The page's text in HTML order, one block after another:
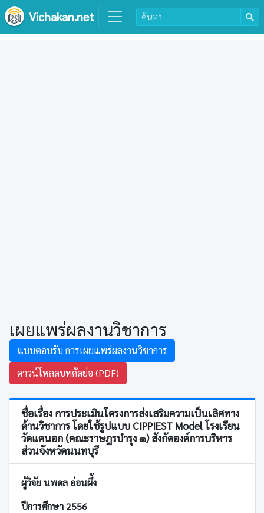
Vichakan.net
เผยแพร่ผลงานวิชาการ
แบบตอบรับ การเผยแพร่ผลงานวิชาการ
ดาวน์โหลดบทคัดย่อ (PDF)
ชื่อเรื่อง การประเมินโครงการส่งเสริมความเป็นเลิศทาง
ด้านวิชาการ โดยใช้รูปแบบ CIPPIEST Model โรงเรียน
วัดแคนอก (คณะราษฎรบำรุง ๑) สังกัดองค์การบริหาร
ส่วนจังหวัดนนทบุรี
ผู้วิจัย นพดล อ่อนผึ้ง
ปีการศึกษา 2556